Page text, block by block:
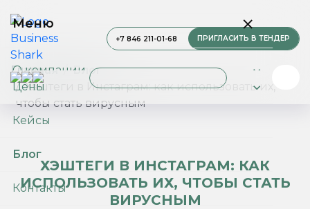
+7 846 211-01-68 ПРИГЛАСИТЬ В ТЕНДЕР
Меню
О компании
Услуги
Цены
Кейсы
Блог
Контакты
Главная
Блог
Хэштеги в Инстаграм: как использовать их,
чтобы стать вирусным
ХЭШТЕГИ В ИНСТАГРАМ: КАК
ИСПОЛЬЗОВАТЬ ИХ, ЧТОБЫ СТАТЬ
ВИРУСНЫМ